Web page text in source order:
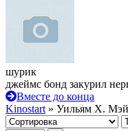
шурик
джеймс бонд закурил
Вместе до конца
Kinostart » Уильям Х.